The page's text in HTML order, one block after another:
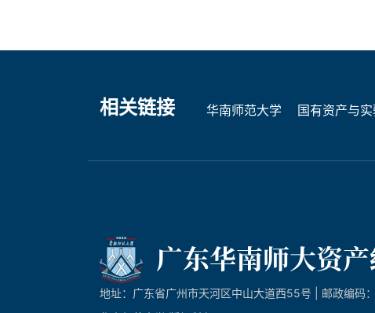
相关链接 华南师范大学 国有资产与
地址：广东省广州市天河区中山大道西55号 | 邮政编码